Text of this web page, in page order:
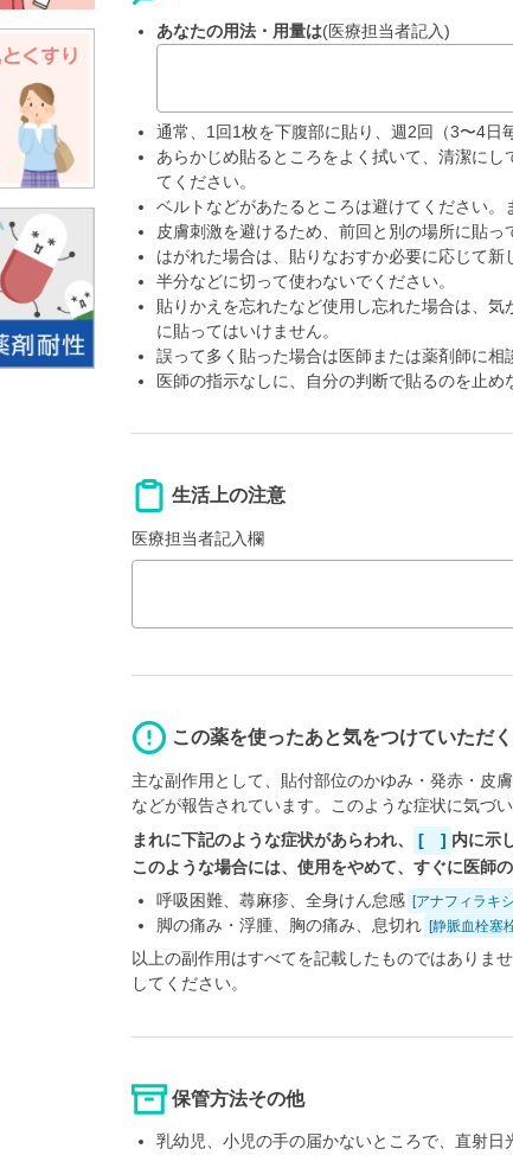
あなたの用法・用量は(医療担当者記入)
通常、1回1枚を下腹部に貼り、週2回（3〜4日
あらかじめ貼るところをよく拭いて、清潔に
てください。
ベルトなどがあたるところは避けてください。
皮膚刺激を避けるため、前回と別の場所に貼っ
はがれた場合は、貼りなおすか必要に応じて新
半分などに切って使わないでください。
貼りかえを忘れたなど使用し忘れた場合は、
に貼ってはいけません。
誤って多く貼った場合は医師または薬剤師に相
医師の指示なしに、自分の判断で貼るのを止め
生活上の注意
医療担当者記入欄
この薬を使ったあと気をつけていただく
主な副作用として、貼付部位のかゆみ・発赤・皮
などが報告されています。このような症状に気づ
まれに下記のような症状があらわれ、
[ ] 内に示
このような場合には、使用をやめて、すぐに医師
呼吸困難、蕁麻疹、全身けん怠感 [アナフィラキ
脚の痛み・浮腫、胸の痛み、息切れ [静脈血栓塞
以上の副作用はすべてを記載したものではありま
してください。
保管方法その他
乳幼児、小児の手の届かないところで、直射